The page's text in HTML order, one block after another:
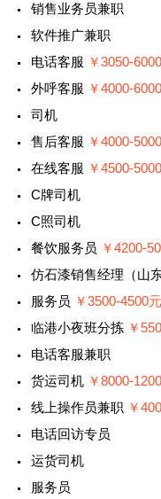
销售业务员兼职
软件推广兼职
电话客服 ￥3050-
外呼客服 ￥4000-
司机
售后客服 ￥4000-
在线客服 ￥4500-
C牌司机
C照司机
餐饮服务员 ￥4200-
仿石漆销售经理（山
服务员 ￥3500-4500
临港小夜班分拣 ￥
电话客服兼职
货运司机 ￥8000-
线上操作员兼职 ￥
电话回访专员
运货司机
服务员